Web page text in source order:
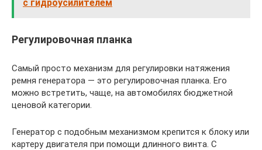
с гидроусилителем
Регулировочная планка
Самый просто механизм для регулировки натяжения
ремня генератора — это регулировочная планка. Его
можно встретить, чаще, на автомобилях бюджетной
ценовой категории.
Генератор с подобным механизмом крепится к блоку или
картеру двигателя при помощи длинного винта. С